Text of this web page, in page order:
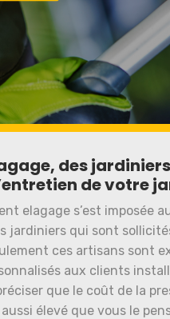
des
de votre
elagage s’est imposée
jardiniers qui sont
ces artisans sont
aux clients
que le coût de la
aussi élevé que vous le